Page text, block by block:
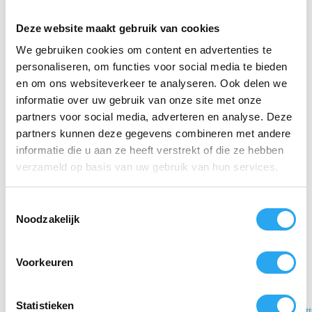
Deze website maakt gebruik van cookies
We gebruiken cookies om content en advertenties te
personaliseren, om functies voor social media te bieden
en om ons websiteverkeer te analyseren. Ook delen we
informatie over uw gebruik van onze site met onze
partners voor social media, adverteren en analyse. Deze
partners kunnen deze gegevens combineren met andere
informatie die u aan ze heeft verstrekt of die ze hebben
verzameld op basis van uw gebruik van hun services.
Noodzakelijk
Voorkeuren
Statistieken
wissercompatibiliteit, waardoor je moeiteloos
kunt schakelen tussen verschillende
gereedschappen en accessoires.
Kies voor deUnger Ninja Bucket On a Belten ervaar
een geoptimaliseerde glazenwasserservaring met een
koker die praktisch, effectief en veelzijdig is.
Gerelateerde producten